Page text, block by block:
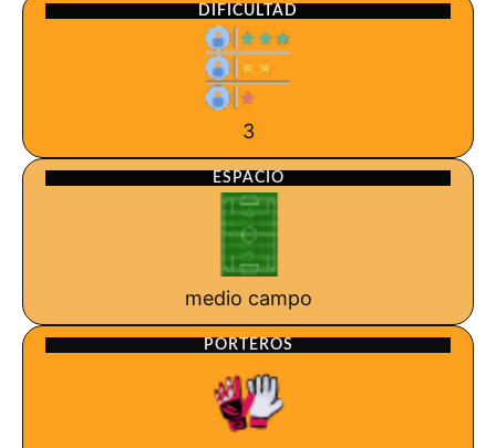
DIFICULTAD
3
ESPACIO
medio campo
PORTEROS